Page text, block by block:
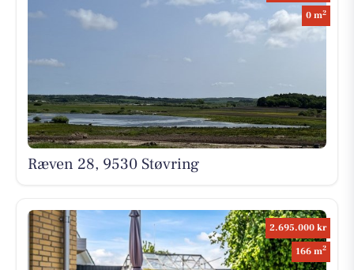
0 m2
Ræven 28, 9530 Støvring
2.695.000 kr
166 m2